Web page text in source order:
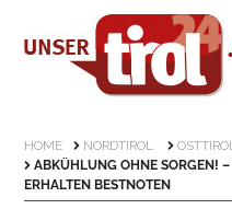
HOME NORDTIROL
ABKÜHLUNG OHNE SORGEN!
ERHALTEN BESTNOTEN